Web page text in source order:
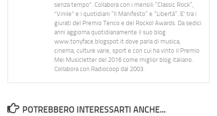
senza tempo". Collabora con i mensili “Classic Rock”,
"Vinile" e i quotidiani “Il Manifesto” e “Libertà”. E' tra i
giurati del Premio Tenco e del Rockol Awards. Da sedici
anni aggiorna quotidianamente il suo blog
www.tonyface.blogspot.it dove parla di musica,
cinema, culture varie, sport e con cui ha vinto il Premio
Mei Musicletter del 2016 come miglior blog italiano.
Collabora con Radiocoop dal 2003.
POTREBBERO INTERESSARTI ANCHE...